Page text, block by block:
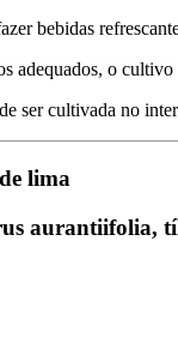
bebidas
adequados, o
ser cultivada no
lima
aurantiifolia,